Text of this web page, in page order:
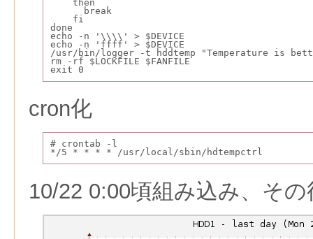
then
break
fi
done
echo -n '\\\\' > $DEVICE
echo -n 'ffff' > $DEVICE
/usr/bin/logger -t hddtemp "Temperature is
rm -rf $LOCKFILE $FANFILE
exit 0
cron化
# crontab -l
*/5 * * * * /usr/local/sbin/hdtempctrl
10/22 0:00頃組み込み、そ